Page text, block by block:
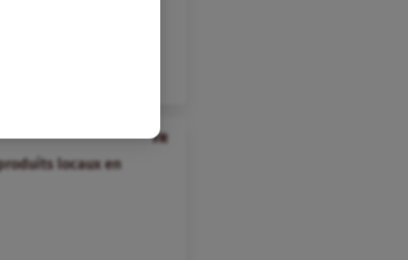
FR
locaux en